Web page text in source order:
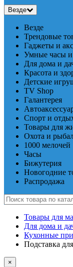
Везде
Везде
Трендовые
Гаджеты и
Умные часы и
Для дома и
Красота и
Детские
TV Shop
Галантерея
Спорт и
Товары для
Охота и
1000 мелочей
Часы
Бижутерия
Новогодние
Распродажа
Товары для
Для дома и
Кухонные
Подставка
×